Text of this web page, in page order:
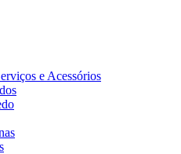
e Acessórios